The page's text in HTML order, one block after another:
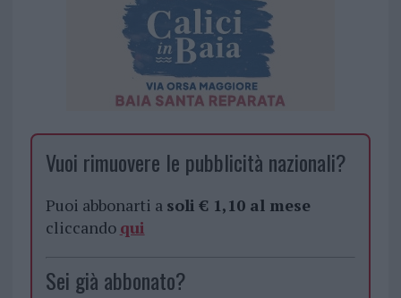
Vuoi rimuovere le pubblicità nazionali?
Puoi abbonarti a soli € 1,10 al mese
cliccando qui
Sei già abbonato?